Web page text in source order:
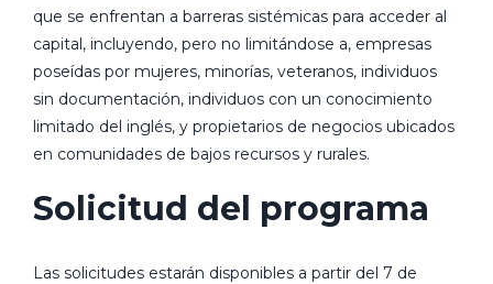
que se enfrentan a barreras sistémicas para acceder al
capital, incluyendo, pero no limitándose a, empresas
poseídas por mujeres, minorías, veteranos, individuos
sin documentación, individuos con un conocimiento
limitado del inglés, y propietarios de negocios ubicados
en comunidades de bajos recursos y rurales.
Solicitud del programa
Las solicitudes estarán disponibles a partir del 7 de